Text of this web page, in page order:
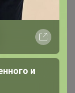
и пока, что
что в
и